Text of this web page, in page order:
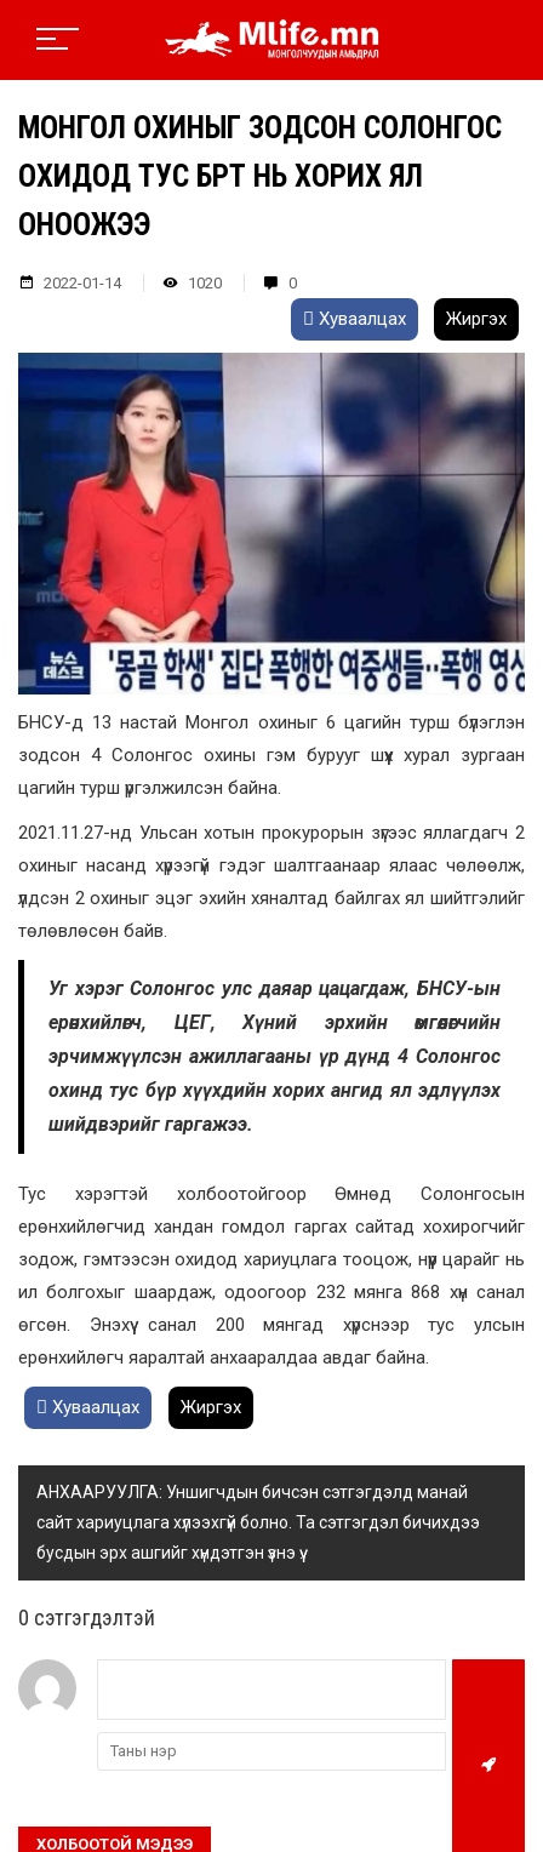
МОНГОЛ ОХИНЫГ ЗОДСОН СОЛОНГОС
ОХИДОД ТУС БҮРТ НЬ ХОРИХ ЯЛ
ОНООЖЭЭ
2022-01-14 1020 0
Хуваалцах Жиргэх
БНСУ-д 13 настай Монгол охиныг 6 цагийн турш бүлэглэн
зодсон 4 Солонгос охины гэм бурууг шүүх хурал зургаан
цагийн турш үргэлжилсэн байна.
2021.11.27-нд Ульсан хотын прокурорын зүгээс яллагдагч 2
охиныг насанд хүрээгүй гэдэг шалтгаанаар ялаас чөлөөлж,
үлдсэн 2 охиныг эцэг эхийн хяналтад байлгах ял шийтгэлийг
төлөвлөсөн байв.
Уг хэрэг Солонгос улс даяар цацагдаж, БНСУ-ын
ерөнхийлөгч, ЦЕГ, Хүний эрхийн өмгөөлөгчийн
эрчимжүүлсэн ажиллагааны үр дүнд 4 Солонгос
охинд тус бүр хүүхдийн хорих ангид ял эдлүүлэх
шийдвэрийг гаргажээ.
Тус хэрэгтэй холбоотойгоор Өмнөд Солонгосын
ерөнхийлөгчид хандан гомдол гаргах сайтад хохирогчийг
зодож, гэмтээсэн охидод хариуцлага тооцож, нүүр царайг нь
ил болгохыг шаардаж, одоогоор 232 мянга 868 хүн санал
өгсөн. Энэхүү санал 200 мянгад хүрснээр тус улсын
ерөнхийлөгч яаралтай анхааралдаа авдаг байна.
Хуваалцах Жиргэх
АНХААРУУЛГА: Уншигчдын бичсэн сэтгэгдэлд манай
сайт хариуцлага хүлээхгүй болно. Та сэтгэгдэл бичихдээ
бусдын эрх ашгийг хүндэтгэн үзнэ үү.
0 cэтгэгдэлтэй
ХОЛБООТОЙ МЭДЭЭ